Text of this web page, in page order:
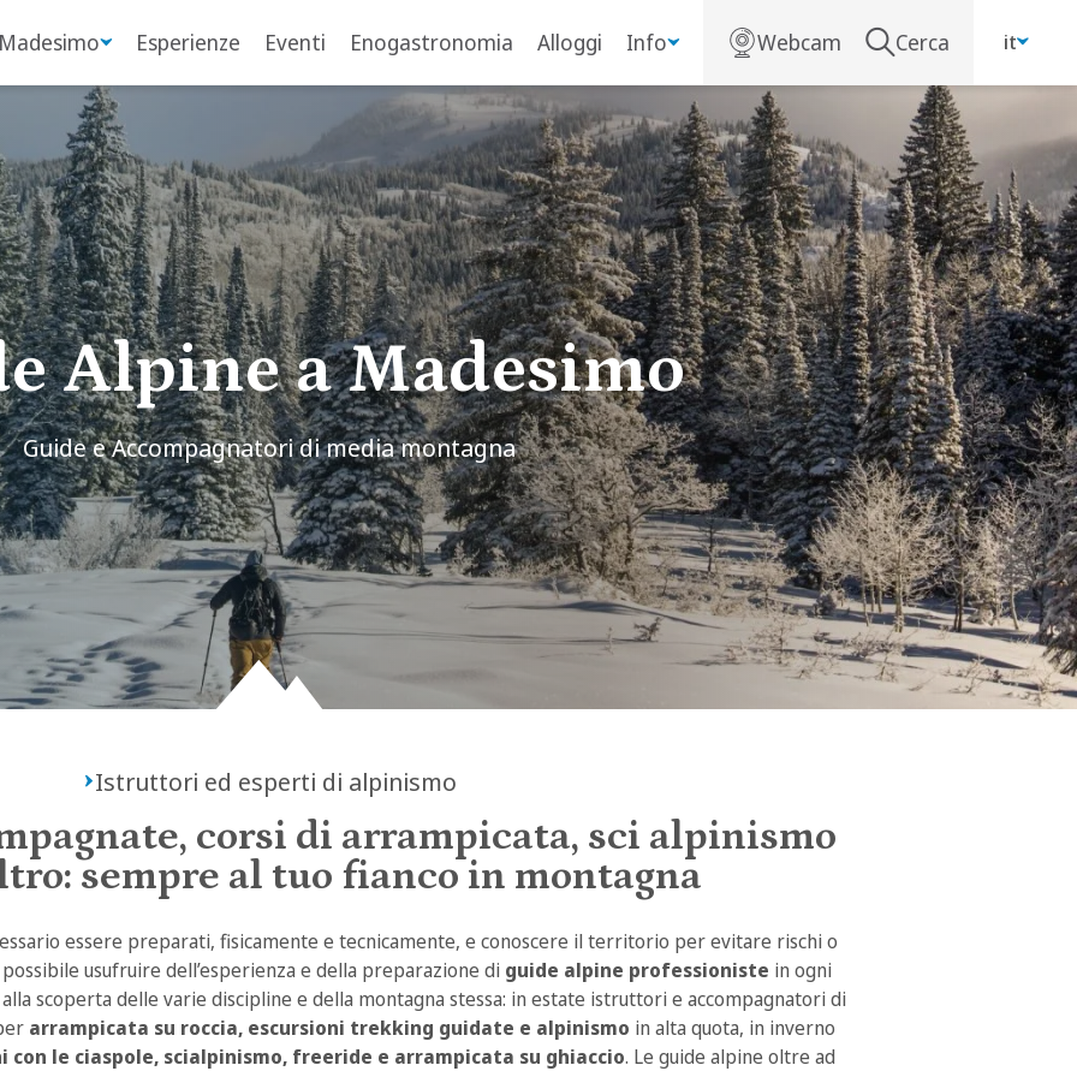
Esperienze Eventi Enogastronomia Alloggi Info Webcam Cerca it
Alpine a Madesimo
Guide e Accompagnatori di media montagna
Istruttori ed esperti di alpinismo
corsi di arrampicata, sci alpinismo
sempre al tuo fianco in montagna
essere preparati, fisicamente e tecnicamente, e conoscere il territorio per evitare rischi o
usufruire dell’esperienza e della preparazione di guide alpine professioniste in ogni
scoperta delle varie discipline e della montagna stessa: in estate istruttori e accompagnatori di
arrampicata su roccia, escursioni trekking guidate e alpinismo in alta quota, in inverno
con le ciaspole, scialpinismo, freeride e arrampicata su ghiaccio. Le guide alpine oltre ad